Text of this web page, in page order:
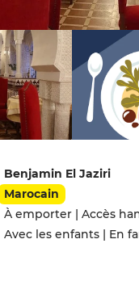
Benjamin El Jaziri
Marocain